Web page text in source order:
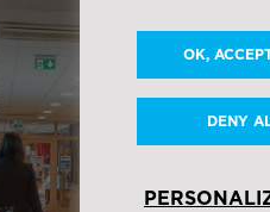
OK,
DENY